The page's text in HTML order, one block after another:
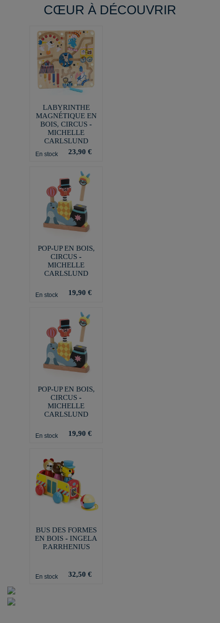
CŒUR À DÉCOUVRIR
LABYRINTHE
MAGNÉTIQUE EN
BOIS, CIRCUS -
MICHELLE
CARLSLUND
En stock 23,90 €
POP-UP EN BOIS,
CIRCUS -
MICHELLE
CARLSLUND
En stock 19,90 €
POP-UP EN BOIS,
CIRCUS -
MICHELLE
CARLSLUND
En stock 19,90 €
BUS DES FORMES
EN BOIS - INGELA
P.ARRHENIUS
En stock 32,50 €